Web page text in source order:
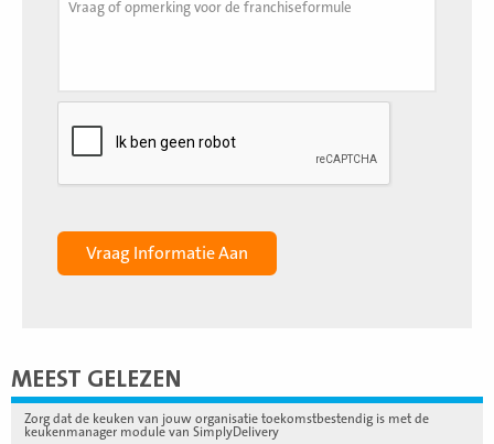
MEEST GELEZEN
Zorg dat de keuken van jouw organisatie toekomstbestendig is met de
keukenmanager module van SimplyDelivery